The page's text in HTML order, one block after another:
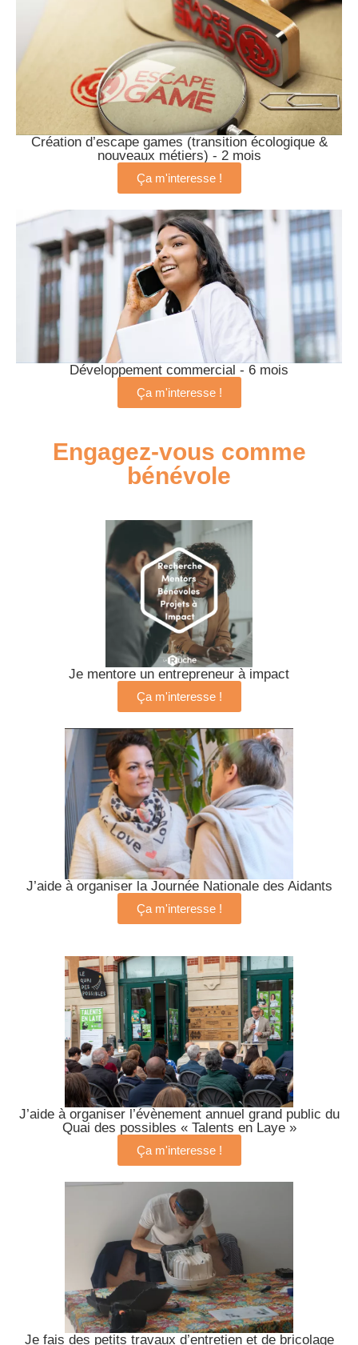
Création d’escape games (transition écologique &
nouveaux métiers) - 2 mois
Ça m'interesse !
Développement commercial - 6 mois
Ça m'interesse !
Engagez-vous comme
bénévole
Je mentore un entrepreneur à impact
Ça m'interesse !
J’aide à organiser la Journée Nationale des Aidants
Ça m'interesse !
J’aide à organiser l’évènement annuel grand public du
Quai des possibles « Talents en Laye »
Ça m'interesse !
Je fais des petits travaux d’entretien et de bricolage